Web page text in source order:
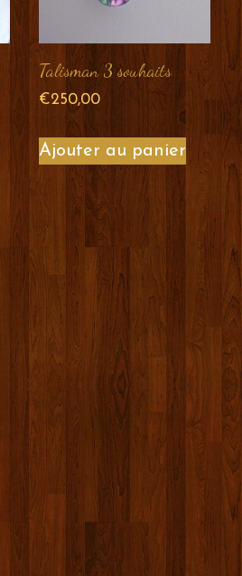
Talisman 3 souhaits
€250,00
Ajouter au panier